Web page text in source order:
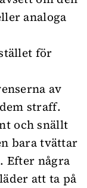
analoga
för
av
straff.
och snällt
bara tvättar
Efter några
att ta på